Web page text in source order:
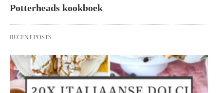
Potterheads kookboek
RECENT POSTS